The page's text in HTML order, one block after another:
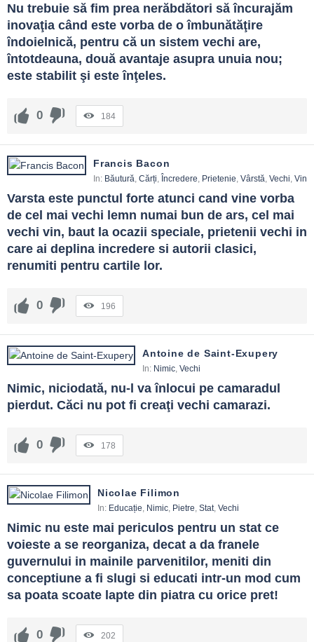
Nu trebuie să fim prea nerăbdători să încurajăm
inovaţia când este vorba de o îmbunătăţire
îndoielnică, pentru că un sistem vechi are,
întotdeauna, două avantaje asupra unuia nou;
este stabilit şi este înţeles.
0 184
Francis Bacon
In: Băutură, Cărți, Încredere, Prietenie, Vârstă, Vechi, Vin
Varsta este punctul forte atunci cand vine vorba
de cel mai vechi lemn numai bun de ars, cel mai
vechi vin, baut la ocazii speciale, prietenii vechi in
care ai deplina incredere si autorii clasici,
renumiti pentru cartile lor.
0 196
Antoine de Saint-Exupery
In: Nimic, Vechi
Nimic, niciodată, nu-l va înlocui pe camaradul
pierdut. Căci nu pot fi creaţi vechi camarazi.
0 178
Nicolae Filimon
In: Educație, Nimic, Pietre, Stat, Vechi
Nimic nu este mai periculos pentru un stat ce
voieste a se reorganiza, decat a da franele
guvernului in mainile parvenitilor, meniti din
conceptiune a fi slugi si educati intr-un mod cum
sa poata scoate lapte din piatra cu orice pret!
0 202